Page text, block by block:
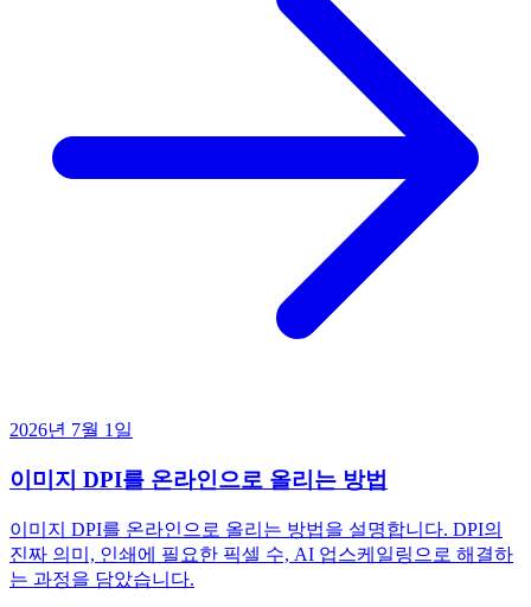
2026년 7월 1일
이미지 DPI를 온라인으로 올리는 방법
이미지 DPI를 온라인으로 올리는 방법을 설명합니다. DPI의
진짜 의미, 인쇄에 필요한 픽셀 수, AI 업스케일링으로 해결하
는 과정을 담았습니다.